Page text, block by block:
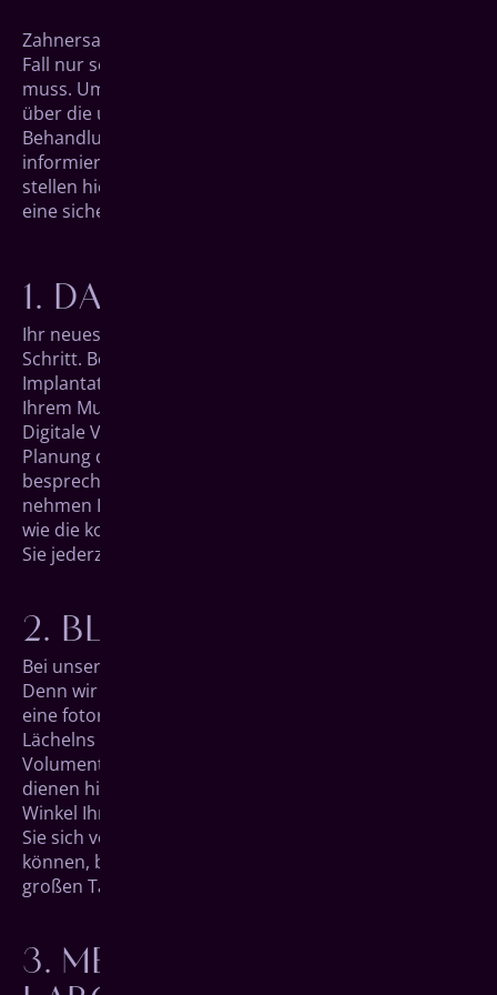
Zahnersatz ist etwas, über das man sich im besten
Fall nur selten in seinem Leben Gedanken machen
muss. Umso überwältigender kann es da sein, sich
über die unterschiedlichen Möglichkeiten und
Behandlungsformen der aktuellen Zahnmedizin zu
informieren und Entscheidungen zu treffen. Wir
stellen hier den Ablauf des All-on-4 Systems vor – für
eine sichere Entscheidung.
DAS ERSTE GESPRÄCH
Ihr neues Lebens­gefühl beginnt mit dem ersten
Schritt. Bei einem ersten Beratungs­gespräch für Ihre
Implantate schauen wir uns dem aktuellen Zustand in
Ihrem Mundraum an. Dabei hilft uns hochmoderne
Digitale Volumentomographie (DVT) bei der präzisen
Planung des späteren Eingriffs. Außerdem
besprechen wir mit Ihnen mögliche Wünsche,
nehmen Ihnen Ihre Sorgen und legen im Detail fest,
wie die kommenden Schritte aussehen werden, damit
Sie jederzeit wissen, was auf Sie zukommt.
BLICK IN DIE ZUKUNFT
Bei unserem zweiten Gespräch wird es aufregend.
Denn wir können Ihnen in einer digitalen Vorschau
eine foto­realistische Darstellung Ihres neuen
Lächelns präsen­tieren. Die Aufnahmen der Digitalen
Volumentomographie (DVT) aus unserem Erst­termin
dienen hierfür als Basis, an der wir im Detail jeden
Winkel Ihrer neuen Zähne betrachten können. Haben
Sie sich von der zukünftigen Optik überzeugen
können, bereiten wir im Anschluss alles für den
großen Tag der Behandlung vor.
MEISTERHAFTE